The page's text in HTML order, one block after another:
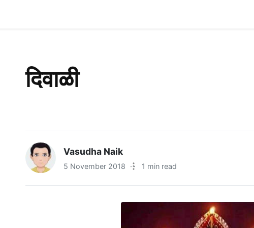
दिवाळी
Vasudha Naik
5 November 2018 · 1 min read